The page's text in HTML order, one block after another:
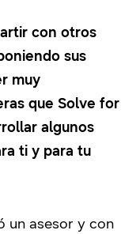
con otros
sus
muy
que Solve for
algunos
ti y para tu
un asesor y con